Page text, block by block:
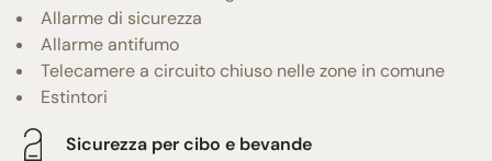
Allarme di sicurezza
Allarme antifumo
Telecamere a circuito chiuso nelle zone in comune
Estintori
Sicurezza per cibo e bevande